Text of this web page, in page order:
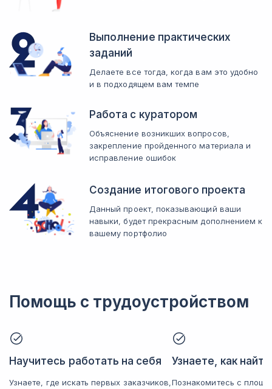
Выполнение практических
заданий
Делаете все тогда, когда вам это удобно
и в подходящем вам темпе
Работа с куратором
Объяснение возникших вопросов,
закрепление пройденного материала и
исправление ошибок
Создание итогового проекта
Данный проект, показывающий ваши
навыки, будет прекрасным дополнением к
вашему портфолио
Помощь с трудоустройством
Научитесь работать на себя
Узнаете, где искать первых заказчиков,
Узнаете, как
Познакомитесь с